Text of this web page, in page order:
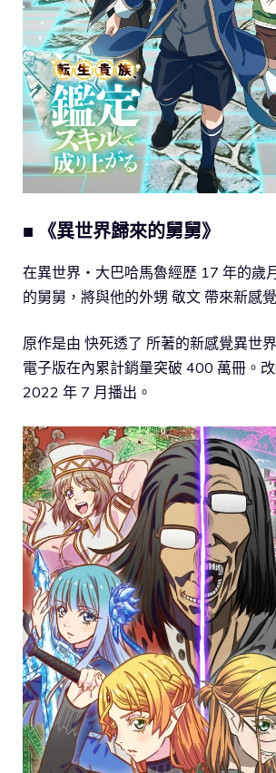
■ 《異世界歸來的舅舅》
在異世界・大巴哈馬魯經歷 17 年的歲
的舅舅，將與他的外甥 敬文 帶來新感
原作是由 快死透了 所著的新感覺異世
電子版在內累計銷量突破 400 萬冊。
2022 年 7 月播出。